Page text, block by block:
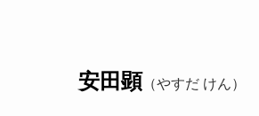
安田顕 （やすだ けん）